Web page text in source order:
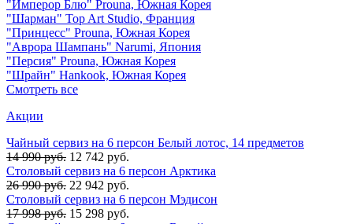
"Имперор Блю" Prouna, Южная Корея
"Шарман" Top Art Studio, Франция
"Принцесс" Prouna, Южная Корея
"Аврора Шампань" Narumi, Япония
"Персия" Prouna, Южная Корея
"Шрайн" Hankook, Южная Корея
Смотреть все
Акции
Чайный сервиз на 6 персон Белый лотос, 14 предметов
14 990 руб. 12 742 руб.
Столовый сервиз на 6 персон Арктика
26 990 руб. 22 942 руб.
Столовый сервиз на 6 персон Мэдисон
17 998 руб. 15 298 руб.